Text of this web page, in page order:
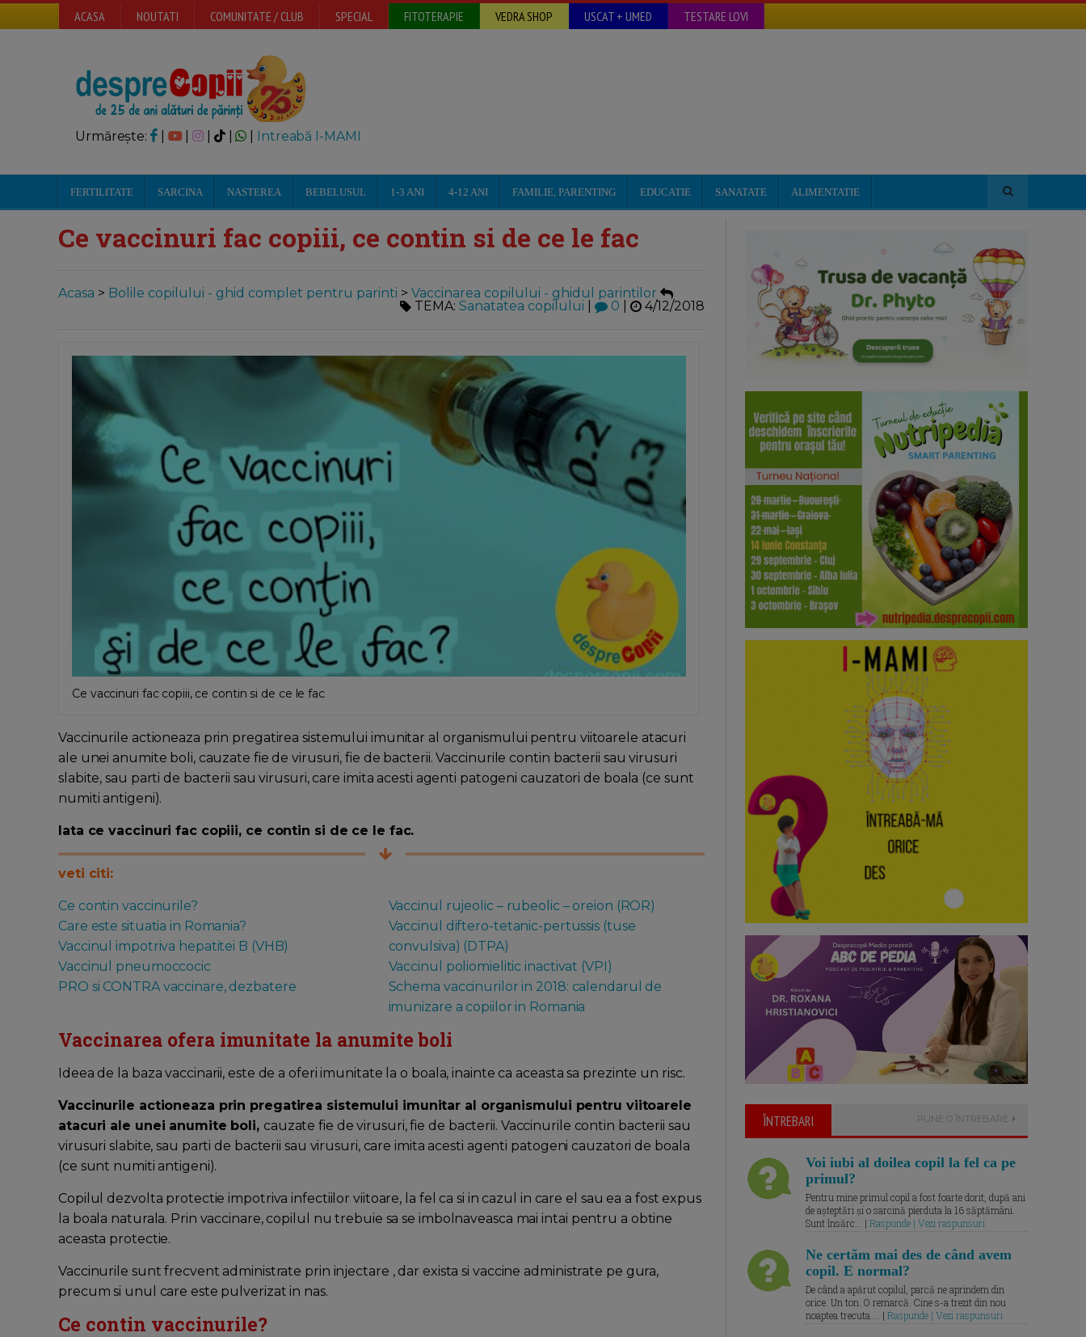
ACASA NOUTATI COMUNITATE / CLUB SPECIAL FITOTERAPIE VEDRA SHOP USCAT + UMED TESTARE LOVI
Urmărește: | | Intreabă I-MAMI
FERTILITATE SARCINA NASTEREA BEBELUSUL 1-3 ANI 4-12 ANI FAMILIE, PARENTING EDUCATIE SANATATE ALIMENTATIE
Ce vaccinuri fac copiii, ce contin si de ce le fac
Acasa > Bolile copilului - ghid complet pentru parinti > Vaccinarea copilului - ghidul parintilor
TEMA: Sanatatea copilului 0 4/12/2018
Ce vaccinuri fac copiii, ce contin si de ce le fac
Vaccinurile actioneaza prin pregatirea sistemului imunitar al organismului pentru viitoarele atacuri
ale unei anumite boli, cauzate fie de virusuri, fie de bacterii. Vaccinurile contin bacterii sau virusuri
slabite, sau parti de bacterii sau virusuri, care imita acesti agenti patogeni cauzatori de boala (ce sunt
numiti antigeni).
Iata ce vaccinuri fac copiii, ce contin si de ce le fac.
veti citi:
Ce contin vaccinurile?
Care este situatia in Romania?
Vaccinul impotriva hepatitei B (VHB)
Vaccinul pneumoccocic
PRO si CONTRA vaccinare, dezbatere
Vaccinul rujeolic – rubeolic – oreion (ROR)
Vaccinul diftero-tetanic-pertussis (tuse
convulsiva) (DTPA)
Vaccinul poliomielitic inactivat (VPI)
Schema vaccinurilor in 2018: calendarul de
imunizare a copiilor in Romania
Vaccinarea ofera imunitate la anumite boli
Ideea de la baza vaccinarii, este de a oferi imunitate la o boala, inainte ca aceasta sa prezinte un risc.
Vaccinurile actioneaza prin pregatirea sistemului imunitar al organismului pentru viitoarele
atacuri ale unei anumite boli, cauzate fie de virusuri, fie de bacterii. Vaccinurile contin bacterii sau
virusuri slabite, sau parti de bacterii sau virusuri, care imita acesti agenti patogeni cauzatori de boala
(ce sunt numiti antigeni).
Copilul dezvolta protectie impotriva infectiilor viitoare, la fel ca si in cazul in care el sau ea a fost expus
la boala naturala. Prin vaccinare, copilul nu trebuie sa se imbolnaveasca mai intai pentru a obtine
aceasta protectie.
Vaccinurile sunt frecvent administrate prin injectare , dar exista si vaccine administrate pe gura,
precum si unul care este pulverizat in nas.
Ce contin vaccinurile?
ÎNTREBARI PUNE O ÎNTREBARE
Voi iubi al doilea copil la fel ca pe
primul?
Pentru mine primul copil a fost foarte dorit, după ani
de așteptări și o sarcină pierduta la 16 săptămâni.
Sunt însărc... | Raspunde | Vezi raspunsuri
Ne certăm mai des de când avem
copil. E normal?
De când a apărut copilul, parcă ne aprindem din
orice. Un ton. O remarcă. Cine s-a trezit din nou
noaptea trecuta.... | Raspunde | Vezi raspunsuri